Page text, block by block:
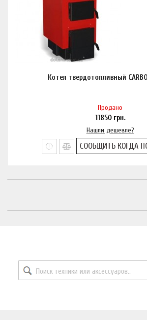
Котел твердотопливный
Продано
11850грн.
Нашли дешевле?
СООБЩИТЬ КОГДА